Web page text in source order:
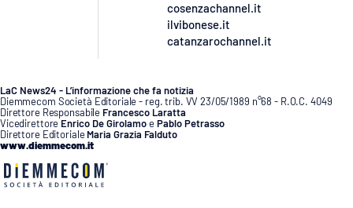
Storie
LAC
NETWORK
cosenzachannel.it
ilvibonese.it
catanzarochannel.it
LaC News24 - L’informazione che fa notizia
Diemmecom Società Editoriale - reg. trib. VV 23/05/1989 n°68 - R.O.C. 4049
Direttore Responsabile Francesco Laratta
Vicedirettore Enrico De GirolamoePablo Petrasso
Direttore Editoriale Maria Grazia Falduto
www.diemmecom.it